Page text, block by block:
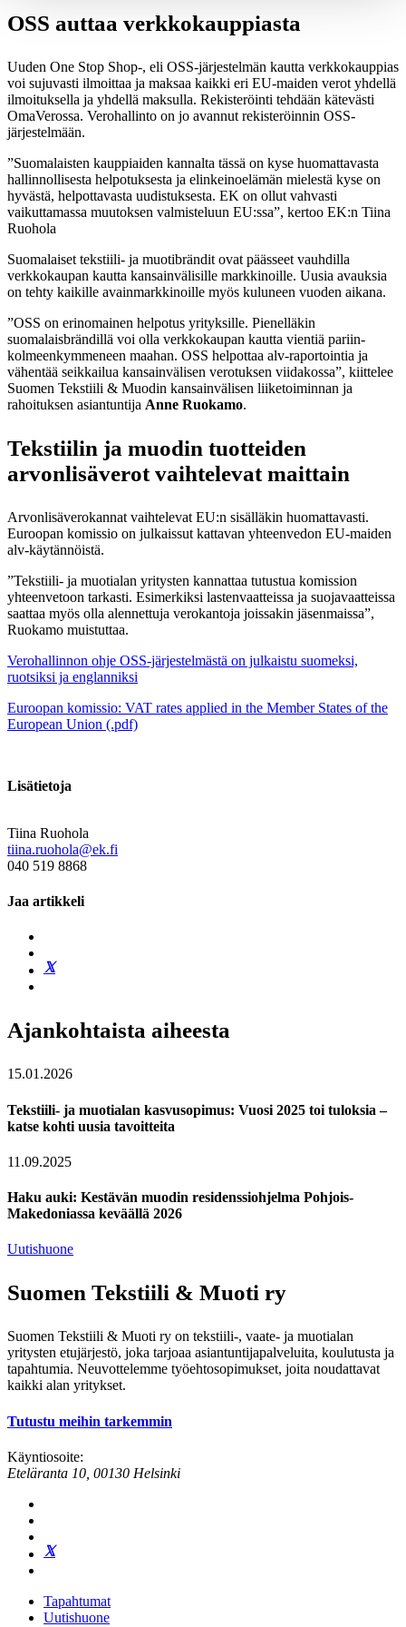
OSS auttaa verkkokauppiasta
Uuden One Stop Shop-, eli OSS-järjestelmän kautta verkkokauppias
voi sujuvasti ilmoittaa ja maksaa kaikki eri EU-maiden verot yhdellä
ilmoituksella ja yhdellä maksulla. Rekisteröinti tehdään kätevästi
OmaVerossa. Verohallinto on jo avannut rekisteröinnin OSS-
järjestelmään.
”Suomalaisten kauppiaiden kannalta tässä on kyse huomattavasta
hallinnollisesta helpotuksesta ja elinkeinoelämän mielestä kyse on
hyvästä, helpottavasta uudistuksesta. EK on ollut vahvasti
vaikuttamassa muutoksen valmisteluun EU:ssa”, kertoo EK:n Tiina
Ruohola
Suomalaiset tekstiili- ja muotibrändit ovat päässeet vauhdilla
verkkokaupan kautta kansainvälisille markkinoille. Uusia avauksia
on tehty kaikille avainmarkkinoille myös kuluneen vuoden aikana.
”OSS on erinomainen helpotus yrityksille. Pienelläkin
suomalaisbrändillä voi olla verkkokaupan kautta vientiä pariin-
kolmeenkymmeneen maahan. OSS helpottaa alv-raportointia ja
vähentää seikkailua kansainvälisen verotuksen viidakossa”, kiittelee
Suomen Tekstiili & Muodin kansainvälisen liiketoiminnan ja
rahoituksen asiantuntija Anne Ruokamo.
Tekstiilin ja muodin tuotteiden
arvonlisäverot vaihtelevat maittain
Arvonlisäverokannat vaihtelevat EU:n sisälläkin huomattavasti.
Euroopan komissio on julkaissut kattavan yhteenvedon EU-maiden
alv-käytännöistä.
”Tekstiili- ja muotialan yritysten kannattaa tutustua komission
yhteenvetoon tarkasti. Esimerkiksi lastenvaatteissa ja suojavaatteissa
saattaa myös olla alennettuja verokantoja joissakin jäsenmaissa”,
Ruokamo muistuttaa.
Verohallinnon ohje OSS-järjestelmästä on julkaistu suomeksi,
ruotsiksi ja englanniksi
Euroopan komissio: VAT rates applied in the Member States of the
European Union (.pdf)
Lisätietoja
Tiina Ruohola
tiina.ruohola@ek.fi
040 519 8868
Jaa artikkeli
Ajankohtaista aiheesta
15.01.2026
Tekstiili- ja muotialan kasvusopimus: Vuosi 2025 toi tuloksia –
katse kohti uusia tavoitteita
11.09.2025
Haku auki: Kestävän muodin residenssiohjelma Pohjois-
Makedoniassa keväällä 2026
Uutishuone
Suomen Tekstiili & Muoti ry
Suomen Tekstiili & Muoti ry on tekstiili-, vaate- ja muotialan
yritysten etujärjestö, joka tarjoaa asiantuntijapalveluita, koulutusta ja
tapahtumia. Neuvottelemme työehtosopimukset, joita noudattavat
kaikki alan yritykset.
Tutustu meihin tarkemmin
Käyntiosoite:
Eteläranta 10, 00130 Helsinki
Tapahtumat
Uutishuone